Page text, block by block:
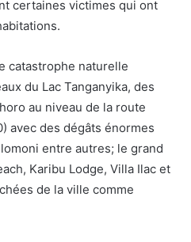
certaines victimes qui ont
catastrophe naturelle
du Lac Tanganyika, des
au niveau de la route
avec des dégâts énormes
entre autres; le grand
Karibu Lodge, Villa Ilac et
de la ville comme